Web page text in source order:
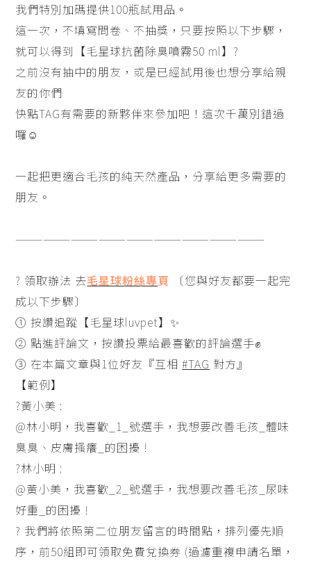
我們特別加碼提供100瓶試用品。
這一次，不填寫問卷、不抽獎，只要按照以下步驟，
就可以得到【毛星球抗菌除臭噴霧50 ml】?
之前沒有抽中的朋友，或是已經試用後也想分享給親
友的你們
快點TAG有需要的新夥伴來參加吧！這次千萬別錯過
囉☺️
一起把更適合毛孩的純天然產品，分享給更多需要的
朋友。
———————————————————————————
? 領取辦法 去毛星球粉絲專頁
〔您與好友都要一起完
成以下步驟〕
① 按讚追蹤【毛星球luvpet】✨
② 點進評論文，按讚投票給最喜歡的評論選手✊
③ 在本篇文章與1位好友『互相#TAG 對方』
【範例】
?‍黃小美 :
@林小明，我喜歡_1_號選手，我想要改善毛孩_體味
臭臭、皮膚搔癢_的困擾 !
?‍林小明 :
@黃小美，我喜歡_2_號選手，我想要改善毛孩_尿味
好重_的困擾 !
? 我們將依照第二位朋友留言的時間點，排列優先順
序，前50組即可領取免費兌換券 (過濾重複申請名單，